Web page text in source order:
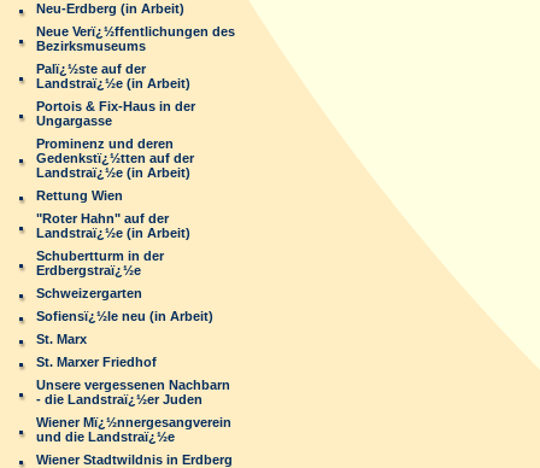
Neu-Erdberg (in Arbeit)
Neue Verï¿½ffentlichungen des
Bezirksmuseums
Palï¿½ste auf der
Landstraï¿½e (in Arbeit)
Portois & Fix-Haus in der
Ungargasse
Prominenz und deren
Gedenkstï¿½tten auf der
Landstraï¿½e (in Arbeit)
Rettung Wien
"Roter Hahn" auf der
Landstraï¿½e (in Arbeit)
Schubertturm in der
Erdbergstraï¿½e
Schweizergarten
Sofiensï¿½le neu (in Arbeit)
St. Marx
St. Marxer Friedhof
Unsere vergessenen Nachbarn
- die Landstraï¿½er Juden
Wiener Mï¿½nnergesangverein
und die Landstraï¿½e
Wiener Stadtwildnis in Erdberg